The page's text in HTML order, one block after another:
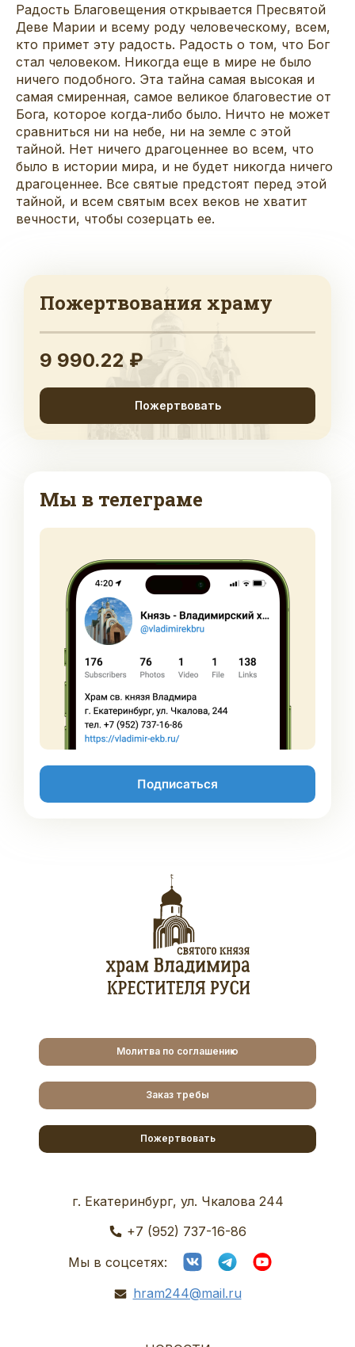
Радость Благовещения открывается Пресвятой
Деве Марии и всему роду человеческому, всем,
кто примет эту радость. Радость о том, что Бог
стал человеком. Никогда еще в мире не было
ничего подобного. Эта тайна самая высокая и
самая смиренная, самое великое благовестие от
Бога, которое когда-либо было. Ничто не может
сравниться ни на небе, ни на земле с этой
тайной. Нет ничего драгоценнее во всем, что
было в истории мира, и не будет никогда ничего
драгоценнее. Все святые предстоят перед этой
тайной, и всем святым всех веков не хватит
вечности, чтобы созерцать ее.
Пожертвования храму
9 990.22 ₽
Пожертвовать
Мы в телеграме
Подписаться
Молитва по соглашению
Заказ требы
Пожертвовать
г. Екатеринбург, ул. Чкалова 244
+7 (952) 737-16-86
Мы в соцсетях:
hram244@mail.ru